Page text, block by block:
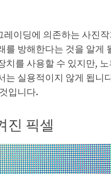
이딩에 의존하는 사진
를 방해한다는 것을 알
치를 사용할 수 있지만,
는 실용적이지 않게 됩
입니다.
진 픽셀